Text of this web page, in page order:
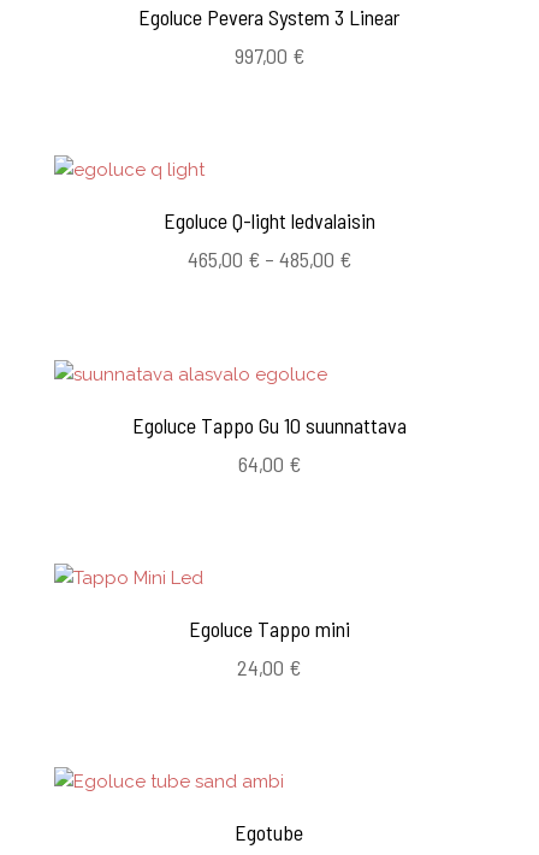
Egoluce Pevera System 3 Linear
997,00 €
Egoluce Q-light ledvalaisin
465,00 € – 485,00 €Hintaluokka:
Egoluce Tappo Gu 10 suunnattava
64,00 €
Egoluce Tappo mini
24,00 €
Egotube